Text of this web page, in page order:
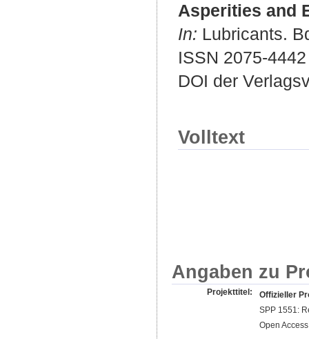
Asperities and
In: Lubricants.
ISSN 2075-4442
DOI der
Volltext
Angaben zu
Projekttitel:
Offizieller
SPP 1551:
Open